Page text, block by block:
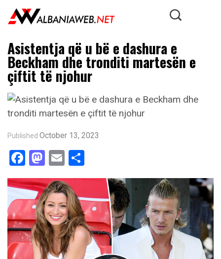
Asistentja që u bë e dashura e
Beckham dhe tronditi martesën e
çiftit të njohur
Published October 13, 2023
Facebook
Mastodon
Email